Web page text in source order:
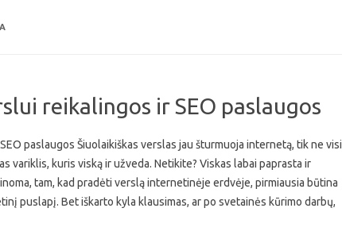
reikalingos ir SEO paslaugos
paslaugos Šiuolaikiškas verslas jau šturmuoja internetą, tik ne visi
variklis, kuris viską ir užveda. Netikite? Viskas labai paprasta ir
tam, kad pradėti verslą internetinėje erdvėje, pirmiausia būtina
puslapį. Bet iškarto kyla klausimas, ar po svetainės kūrimo darbų,